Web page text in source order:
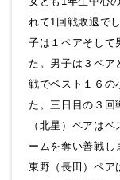
れて1回戦敗退で
子は１ペアそして
た。男子は３ペア
戦でベスト１６の
た。三日目の３回
（北星）ペアは
ームを奪い善戦し
東野（長田）ペア